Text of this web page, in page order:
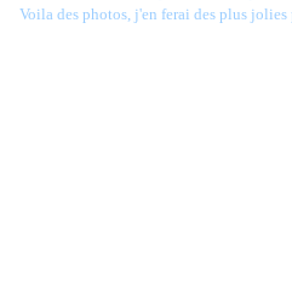
Voila des photos, j'en ferai des plus jolies